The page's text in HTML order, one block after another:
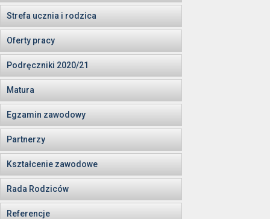
Strefa ucznia i rodzica
Oferty pracy
Podręczniki 2020/21
Matura
Egzamin zawodowy
Partnerzy
Kształcenie zawodowe
Rada Rodziców
Referencje